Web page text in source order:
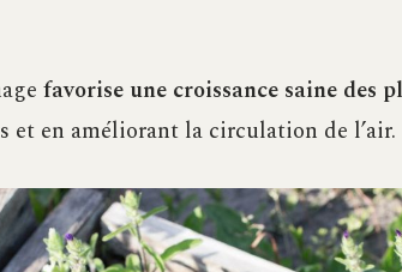
favorise une croissance saine des
en améliorant la circulation de l’air.